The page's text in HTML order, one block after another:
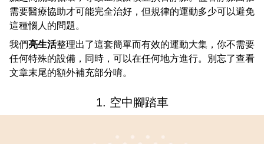
需要醫療協助才可能完全治好，但規律的運動多少可以避免
這種惱人的問題。
我們亮生活整理出了這套簡單而有效的運動大集，你不需要
任何特殊的設備，同時，可以在任何地方進行。別忘了查看
文章末尾的額外補充部分唷。
1. 空中腳踏車